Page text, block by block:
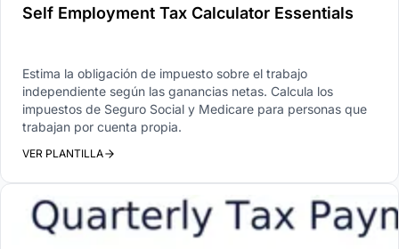
Self Employment Tax Calculator Essentials
Estima la obligación de impuesto sobre el trabajo
independiente según las ganancias netas. Calcula los
impuestos de Seguro Social y Medicare para personas que
trabajan por cuenta propia.
VER PLANTILLA